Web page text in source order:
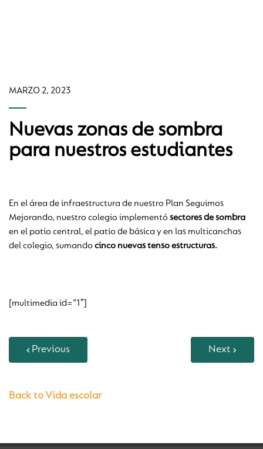
MARZO 2, 2023
Nuevas zonas de sombra
para nuestros estudiantes
En el área de infraestructura de nuestro Plan Seguimos
Mejorando, nuestro colegio implementósectores de sombra
en el patio central, el patio de básica y en las multicanchas
del colegio, sumandocinco nuevas tenso estructuras.
[multimedia id=”1″]
Previous Next
Back to Vida escolar